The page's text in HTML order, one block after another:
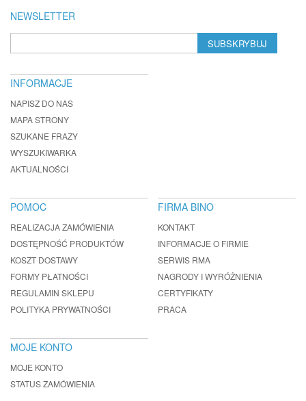
NEWSLETTER
SUBSKRYBUJ
INFORMACJE
NAPISZ DO NAS
MAPA STRONY
SZUKANE FRAZY
WYSZUKIWARKA
AKTUALNOŚCI
POMOC
REALIZACJA ZAMÓWIENIA
DOSTĘPNOŚĆ PRODUKTÓW
KOSZT DOSTAWY
FORMY PŁATNOŚCI
REGULAMIN SKLEPU
POLITYKA PRYWATNOŚCI
FIRMA BINO
KONTAKT
INFORMACJE O FIRMIE
SERWIS RMA
NAGRODY I WYRÓŻNIENIA
CERTYFIKATY
PRACA
MOJE KONTO
MOJE KONTO
STATUS ZAMÓWIENIA